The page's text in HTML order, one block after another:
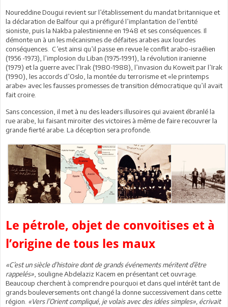
Noureddine Dougui revient sur l’établissement du mandat britannique et
la déclaration de Balfour qui a préfiguré l’implantation de l’entité
sioniste, puis la Nakba palestinienne en 1948 et ses conséquences. Il
démonte un à un les mécanismes de défaites arabes aux lourdes
conséquences. C’est ainsi qu’il passe en revue le conflit arabo-israélien
(1956 -1973), l’implosion du Liban (1975-1991), la révolution iranienne
(1979) et la guerre avec l’Irak (1980-1988), l’invasion du Koweït par l’Irak
(1990), les accords d’Oslo, la montée du terrorisme et «le printemps
arabe» avec les fausses promesses de transition démocratique qu’il avait
fait croire.
Sans concession, il met à nu des leaders illusoires qui avaient ébranlé la
rue arabe, lui faisant miroiter des victoires à même de faire recouvrer la
grande fierté arabe. La déception sera profonde.
Le pétrole, objet de convoitises et à
l’origine de tous les maux
«C’est un siècle d’histoire dont de grands événements méritent d’être
rappelés», souligne Abdelaziz Kacem en présentant cet ouvrage.
Beaucoup cherchent à comprendre pourquoi et dans quel intérêt tant de
grands bouleversements ont changé la donne successivement dans cette
région. «Vers l’Orient compliqué, je volais avec des idées simples», écrivait